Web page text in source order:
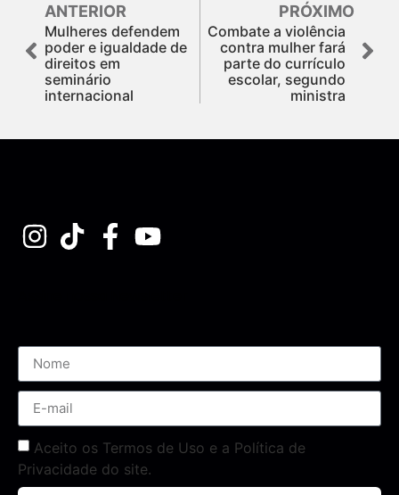
ANTERIOR
Mulheres defendem
poder e igualdade de
direitos em
seminário
internacional
PRÓXIMO
Combate a violência
contra mulher fará
parte do currículo
escolar, segundo
ministra
Aceito os Termos de Uso e a Política de
Privacidade do site.